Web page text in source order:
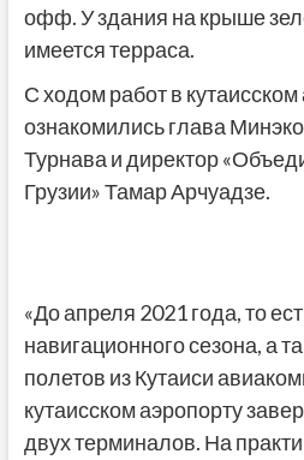
офф. У здания на крыше
имеется терраса.
С ходом работ в
ознакомились глава
Турнава и директор
Грузии» Тамар Арчуадзе.
«До апреля 2021 года, то
навигационного сезона, а
полетов из Кутаиси
кутаисском аэропорту
двух терминалов. На